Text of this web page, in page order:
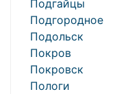
Подгайцы
Подгородное
Подольск
Покров
Покровск
Пологи